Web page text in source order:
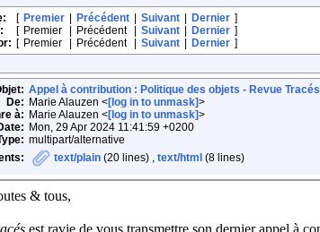
[ Premier Précédent Suivant Dernier ]
[ Premier Précédent Suivant Dernier ]
[ Premier Précédent Suivant Dernier ]
Appel à contribution : Politique des objets - Revue Tracés
De: Marie Alauzen <[log in to unmask]>
à: Marie Alauzen <[log in to unmask]>
Mon, 29 Apr 2024 11:41:59 +0200
multipart/alternative
text/plain (20 lines) , text/html (8 lines)